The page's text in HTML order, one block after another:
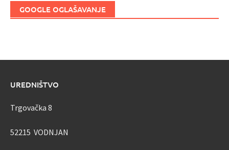
GOOGLE OGLAŠAVANJE
UREDNIŠTVO
Trgovačka 8
52215 VODNJAN